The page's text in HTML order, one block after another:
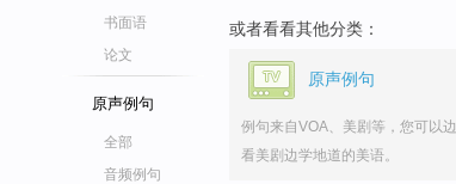
书面语
论文
原声例句
全部
音频例句
或者看看其他分类：
原声例句
例句来自VOA、美剧等，您可以边
看美剧边学地道的美语。